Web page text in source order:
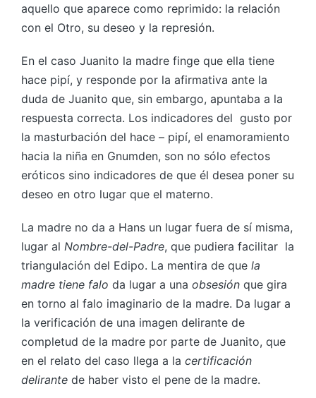
aquello que aparece como reprimido: la relación
con el Otro, su deseo y la represión.
En el caso Juanito la madre finge que ella tiene
hace pipí, y responde por la afirmativa ante la
duda de Juanito que, sin embargo, apuntaba a la
respuesta correcta. Los indicadores del gusto por
la masturbación del hace – pipí, el enamoramiento
hacia la niña en Gnumden, son no sólo efectos
eróticos sino indicadores de que él desea poner su
deseo en otro lugar que el materno.
La madre no da a Hans un lugar fuera de sí misma,
lugar al Nombre-del-Padre, que pudiera facilitar la
triangulación del Edipo. La mentira de que la
madre tiene falo da lugar a una obsesión que gira
en torno al falo imaginario de la madre. Da lugar a
la verificación de una imagen delirante de
completud de la madre por parte de Juanito, que
en el relato del caso llega a la certificación
delirante de haber visto el pene de la madre.